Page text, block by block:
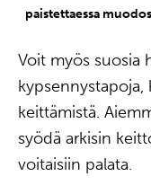
paistettaessa
Voit myös suosia
keittämistä.
syödä arkisin
voitaisiin palata.